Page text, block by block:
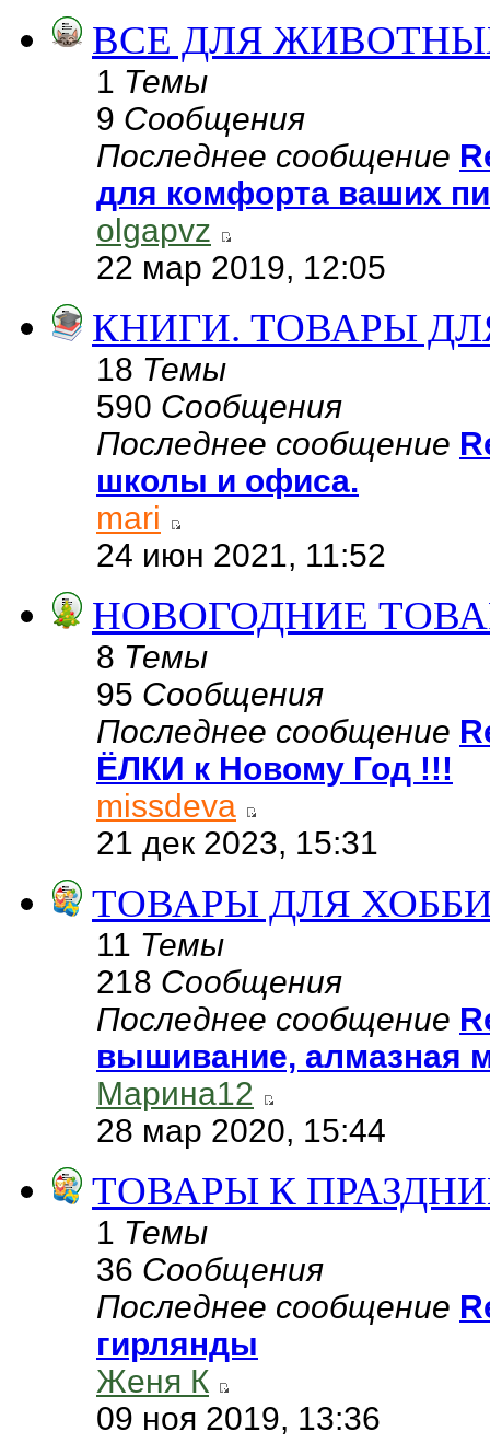
ВСЕ ДЛЯ
1 Темы
9 Сообщения
Последнее сообщение
для комфорта ваших
olgapvz
22 мар 2019, 12:05
КНИГИ. ТОВАРЫ
18 Темы
590 Сообщения
Последнее сообщение
школы и офиса.
mari
24 июн 2021, 11:52
НОВОГОДНИЕ
8 Темы
95 Сообщения
Последнее сообщение
ЁЛКИ к Новому Год !!!
missdeva
21 дек 2023, 15:31
ТОВАРЫ ДЛЯ
11 Темы
218 Сообщения
Последнее сообщение
вышивание, алмазная
Марина12
28 мар 2020, 15:44
ТОВАРЫ К
1 Темы
36 Сообщения
Последнее сообщение
гирлянды
Женя К
09 ноя 2019, 13:36